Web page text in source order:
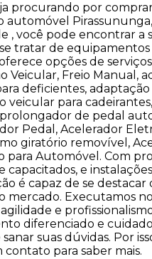
procurando por
automóvel
, você pode encontrar a
tratar de
opções de
Veicular, Freio Manual,
deficientes,
veicular para
de pedal
Pedal, Acelerador
giratório removível,
para Automóvel. Com
capacitados, e
é capaz de se destacar
mercado. Executamos
e
diferenciado e
suas dúvidas. Por
para saber mais.